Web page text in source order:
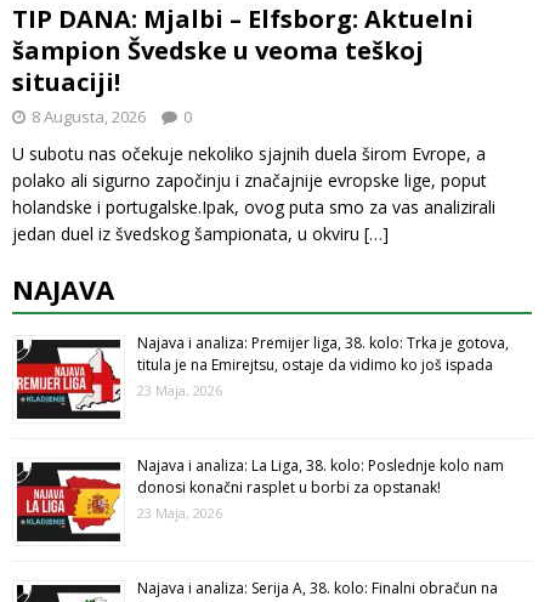
TIP DANA: Mjalbi – Elfsborg: Aktuelni
šampion Švedske u veoma teškoj
situaciji!
8 Augusta, 2026 0
U subotu nas očekuje nekoliko sjajnih duela širom Evrope, a
polako ali sigurno započinju i značajnije evropske lige, poput
holandske i portugalske.Ipak, ovog puta smo za vas analizirali
jedan duel iz švedskog šampionata, u okviru […]
NAJAVA
Najava i analiza: Premijer liga, 38. kolo: Trka je gotova,
titula je na Emirejtsu, ostaje da vidimo ko još ispada
23 Maja, 2026
Najava i analiza: La Liga, 38. kolo: Poslednje kolo nam
donosi konačni rasplet u borbi za opstanak!
23 Maja, 2026
Najava i analiza: Serija A, 38. kolo: Finalni obračun na